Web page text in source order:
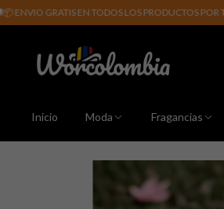
EN TODOS LOS PRODUCTOS POR TIEMPO
Inicio Moda Fragancias